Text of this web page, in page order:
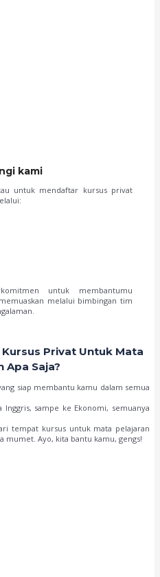
kami
untuk mendaftar kursus privat
untuk membantumu
melalui bimbingan tim
Privat Untuk Mata
Apa Saja?
siap membantu kamu dalam semua
Inggris, sampe ke Ekonomi, semuanya
tempat kursus untuk mata pelajaran
mumet. Ayo, kita bantu kamu, gengs!